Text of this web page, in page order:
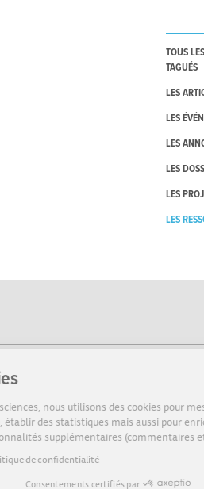
Sur Echosciences, nous utilisons des
audience, établir des statistiques
de fonctionnalités supplémentaires
Lire la politique de confidentialité
Consentements certifiés
TOUS
TAGUÉS
LES
LES
LES
LES
LES
LES